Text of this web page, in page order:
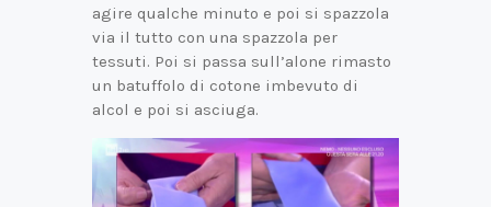
agire qualche minuto e poi si spazzola
via il tutto con una spazzola per
tessuti. Poi si passa sull’alone rimasto
un batuffolo di cotone imbevuto di
alcol e poi si asciuga.